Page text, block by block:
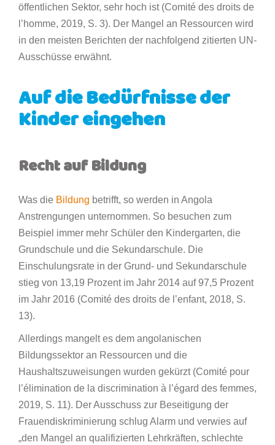
öffentlichen Sektor, sehr hoch ist (Comité des droits de
l’homme, 2019, S. 3). Der Mangel an Ressourcen wird
in den meisten Berichten der nachfolgend zitierten UN-
Ausschüsse erwähnt.
Auf die Bedürfnisse der
Kinder eingehen
Recht auf Bildung
Was die Bildung betrifft, so werden in Angola
Anstrengungen unternommen. So besuchen zum
Beispiel immer mehr Schüler den Kindergarten, die
Grundschule und die Sekundarschule. Die
Einschulungsrate in der Grund- und Sekundarschule
stieg von 13,19 Prozent im Jahr 2014 auf 97,5 Prozent
im Jahr 2016 (Comité des droits de l’enfant, 2018, S.
13).
Allerdings mangelt es dem angolanischen
Bildungssektor an Ressourcen und die
Haushaltszuweisungen wurden gekürzt (Comité pour
l’élimination de la discrimination à l’égard des femmes,
2019, S. 11). Der Ausschuss zur Beseitigung der
Frauendiskriminierung schlug Alarm und verwies auf
„den Mangel an qualifizierten Lehrkräften, schlechte